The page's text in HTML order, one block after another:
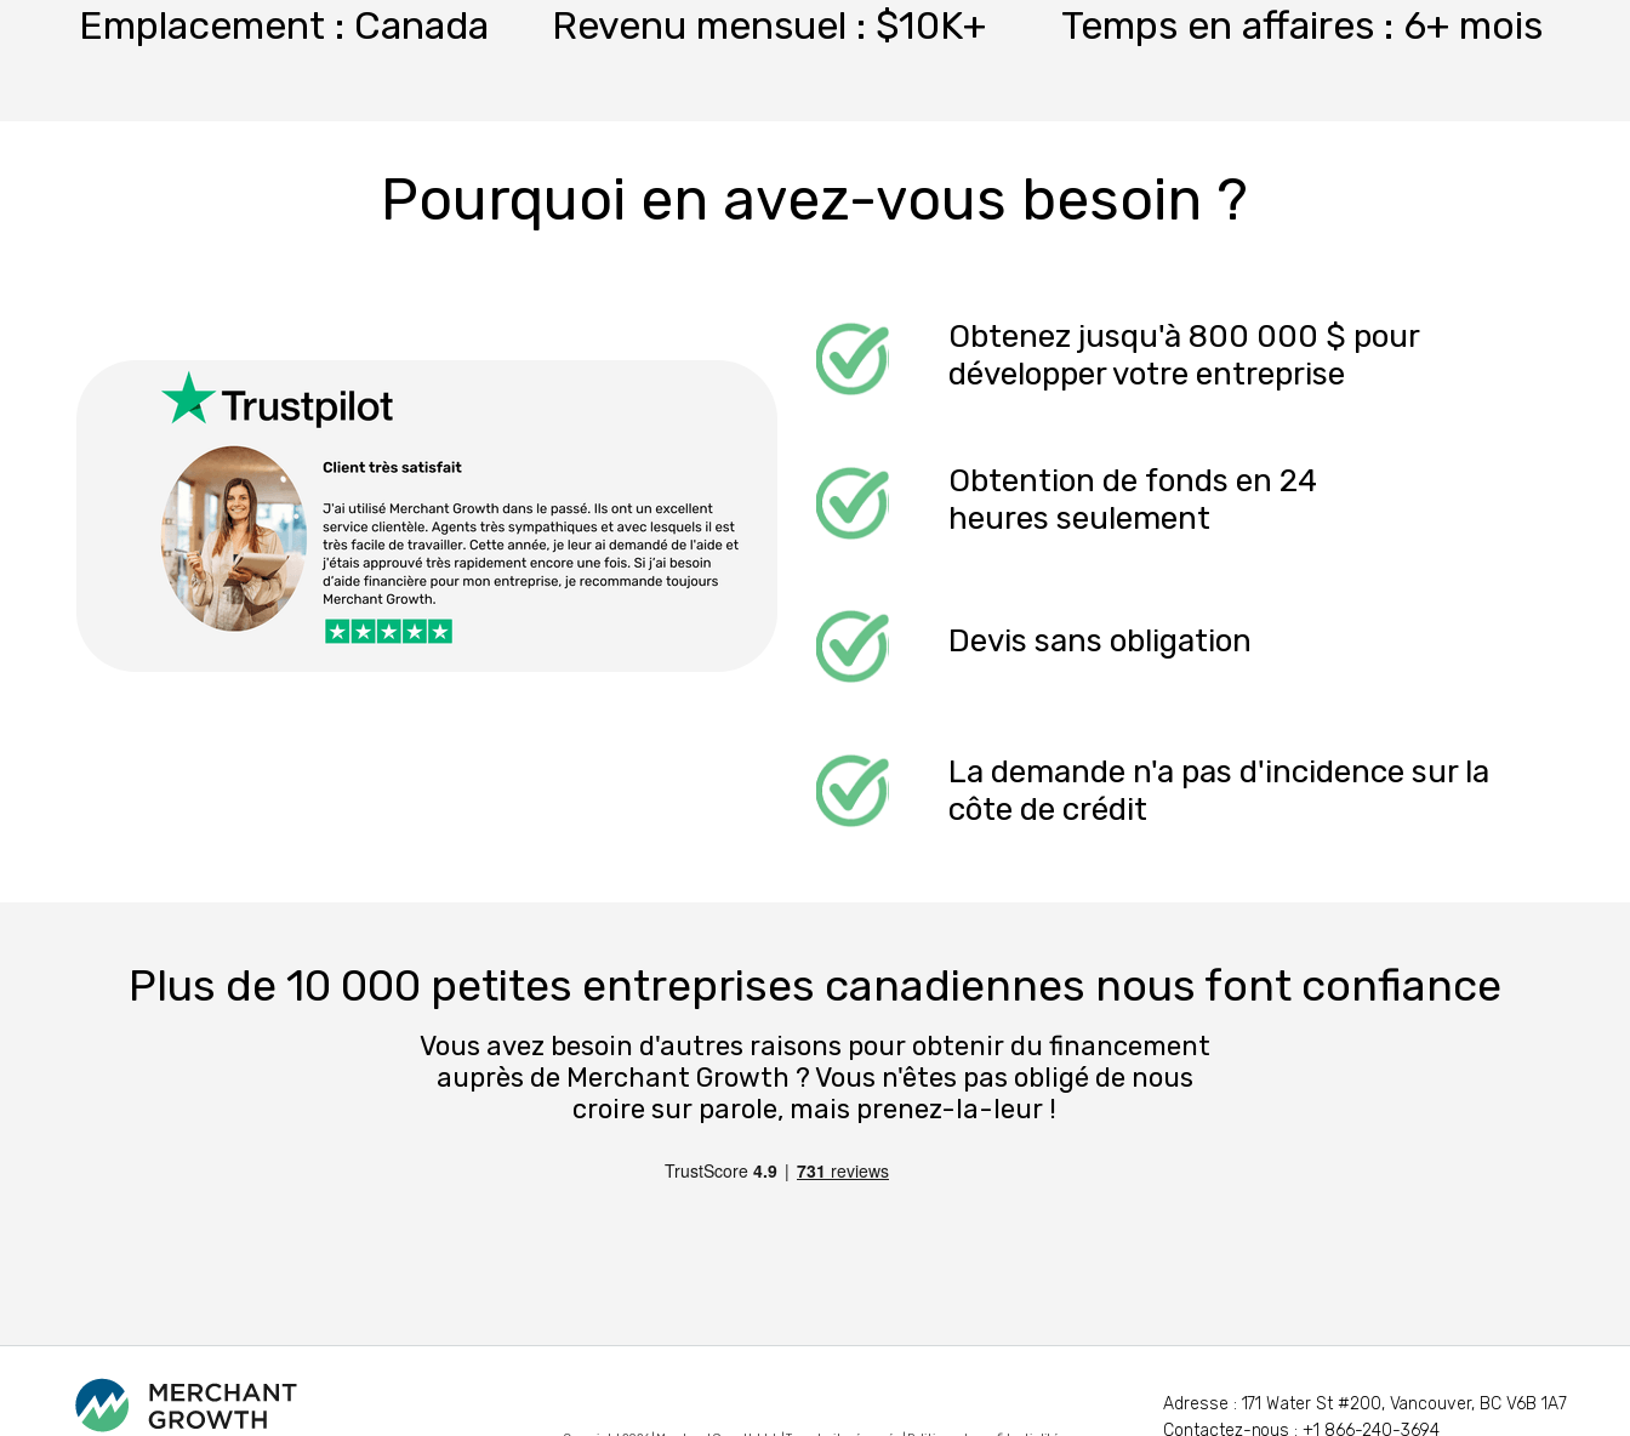
Adresse : 171 Water St #200, Vancouver, BC V6B 1A7
Contactez-nous : +1 866-240-3694
Plus de 10 000 petites entreprises canadiennes nous font confiance
Vous avez besoin d'autres raisons pour obtenir du financement
auprès de Merchant Growth ? Vous n'êtes pas obligé de nous
croire sur parole, mais prenez-la-leur !
La demande n'a pas d'incidence sur la
côte de crédit
Obtention de fonds en 24
heures seulement
Devis sans obligation
Obtenez jusqu'à 800 000 $ pour
développer votre entreprise
Pourquoi en avez-vous besoin ?
Emplacement : Canada Revenu mensuel : $10K+ Temps en affaires : 6+ mois